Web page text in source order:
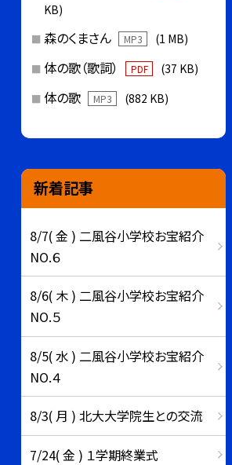
KB)
森のくまさん MP3 (1 MB)
体の歌（歌詞） PDF (37 KB)
体の歌 MP3 (882 KB)
新着記事
8/7( 金 ) 二風谷小学校お宝紹介
NO.６
8/6( 木 ) 二風谷小学校お宝紹介
NO.５
8/5( 水 ) 二風谷小学校お宝紹介
NO.４
8/3( 月 ) 北大大学院生との交流
7/24( 金 ) １学期終業式